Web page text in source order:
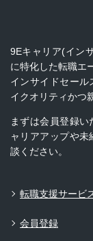
9Eキャリア(イン
に特化した転職エ
インサイドセール
イクオリティかつ
まずは会員登録
ャリアアップや
談ください。
転職支援サービ
会員登録